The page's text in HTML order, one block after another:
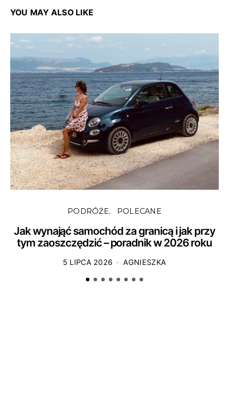
YOU MAY ALSO LIKE
PODRÓŻE POLECANE
Jak wynająć samochód za granicą i jak przy
tym zaoszczędzić – poradnik w 2026 roku
5 LIPCA 2026 AGNIESZKA